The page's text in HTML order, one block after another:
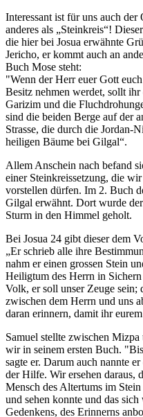
Interessant ist für uns auch
anderes als „Steinkreis“!
die hier bei Josua erwähnte
Jericho, er kommt auch an
Buch Mose steht:
"Wenn der Herr euer Gott
Besitz nehmen werdet, sollt
Garizim und die
sind die beiden Berge auf der
Strasse, die durch die Jordan-
heiligen Bäume bei Gilgal“.
Allem Anschein nach befand
einer Steinkreissetzung, die
vorstellen dürfen. Im 2. Buch
Gilgal erwähnt. Dort wurde
Sturm in den Himmel geholt.
Bei Josua 24 gibt dieser dem
„Er schrieb alle ihre
nahm er einen grossen Stein
Heiligtum des Herrn in
Volk, er soll unser Zeuge sein;
zwischen dem Herrn und uns
daran erinnern, damit ihr
Samuel stellte zwischen Mizpa
wir in seinem ersten Buch.
sagte er. Darum auch nannte
der Hilfe. Wir ersehen daraus,
Mensch des Altertums im Stein
und sehen konnte und das
Gedenkens, des Erinnerns